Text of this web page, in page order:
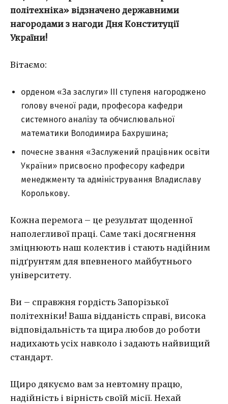
політехніка» відзначено державними
нагородами з нагоди Дня Конституції
України!
Вітаємо:
орденом «За заслуги» III ступеня нагороджено
голову вченої ради, професора кафедри
системного аналізу та обчислювальної
математики Володимира Бахрушина;
почесне звання «Заслужений працівник освіти
України» присвоєно професору кафедри
менеджменту та адміністрування Владиславу
Королькову.
Кожна перемога – це результат щоденної
наполегливої праці. Саме такі досягнення
зміцнюють наш колектив і стають надійним
підґрунтям для впевненого майбутнього
університету.
Ви – справжня гордість Запорізької
політехніки! Ваша відданість справі, висока
відповідальність та щира любов до роботи
надихають усіх навколо і задають найвищий
стандарт.
Щиро дякуємо вам за невтомну працю,
надійність і вірність своїй місії. Нехай